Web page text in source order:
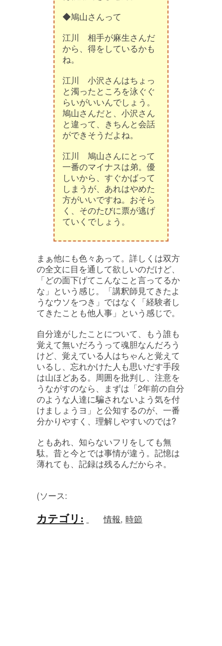
◆鳩山さんって
江川 相手が麻生さんだ
から、得をしているかも
ね。
江川 小沢さんはちょっ
と濁ったところを泳ぐぐ
らいがいいんでしょう。
鳩山さんだと、小沢さん
と違って、きちんと会話
ができそうだよね。
江川 鳩山さんにとって
一番のマイナスは弟。優
しいから、すぐかばって
しまうが、あれはやめた
方がいいですね。おそら
く、そのたびに票が逃げ
ていくでしょう。
まぁ他にも色々あって。詳しくは双方
の全文に目を通して欲しいのだけど、
「どの面下げてこんなこと言ってるか
な」という感じ。「講釈師見てきたよ
うなウソをつき」ではなく「経験者し
てきたことも他人事」という感じで。
自分達がしたことについて、もう誰も
覚えて無いだろうって魂胆なんだろう
けど、覚えている人はちゃんと覚えて
いるし、忘れかけた人も思いだす手段
は山ほどある。周囲を批判し、注意を
うながすのなら、まずは「2年前の自分
のような人達に騙されないよう気を付
けましょうヨ」と公知するのが、一番
分かりやすく、理解しやすいのでは?
ともあれ、知らないフリをしても無
駄。昔と今とでは事情が違う。記憶は
薄れても、記録は残るんだからネ。
(ソース:
カテゴリ : 情報, 時節